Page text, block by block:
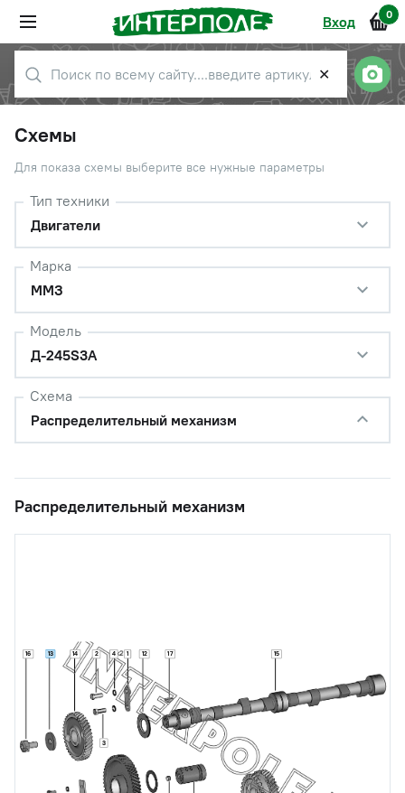
Вход 0
✕
Схемы
Для показа схемы выберите все нужные параметры
Тип техники
Двигатели
Марка
ММЗ
Модель
Д-245S3A
Схема
Распределительный механизм
Распределительный механизм
1
2
3
4 12
13 14 15
16 17